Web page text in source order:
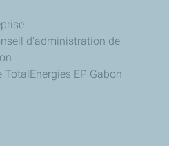
d'administration de
TotalEnergies EP Gabon